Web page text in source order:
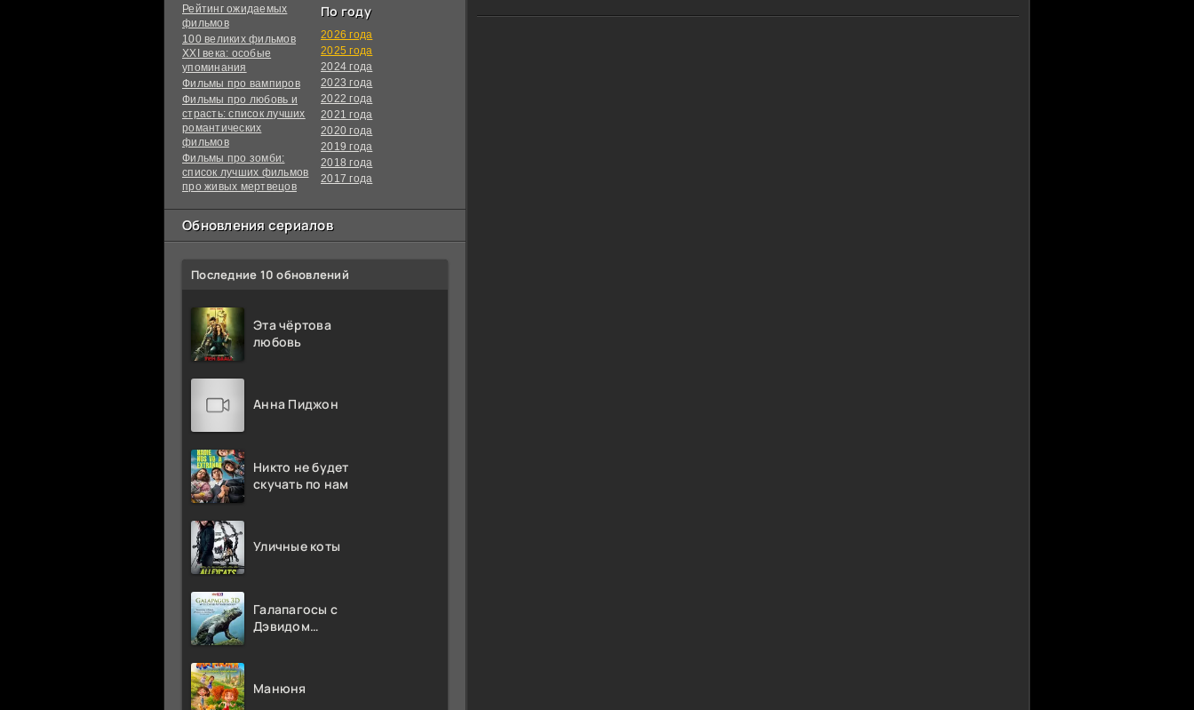
Рейтинг ожидаемых
фильмов
100 великих фильмов
XXI века: особые
упоминания
Фильмы про вампиров
Фильмы про любовь и
страсть: список лучших
романтических
фильмов
Фильмы про зомби:
список лучших фильмов
про живых мертвецов
По году
2026 года
2025 года
2024 года
2023 года
2022 года
2021 года
2020 года
2019 года
2018 года
2017 года
Обновления сериалов
Последние 10 обновлений
Эта чёртова
любовь
Анна Пиджон
Никто не будет
скучать по нам
Уличные коты
Галапагосы с
Дэвидом
Манюня